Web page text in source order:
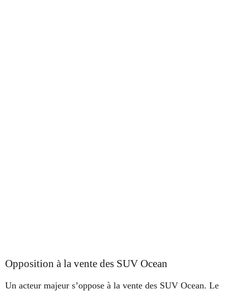
Opposition à la vente des SUV Ocean
Un acteur majeur s’oppose à la vente des SUV Ocean. Le